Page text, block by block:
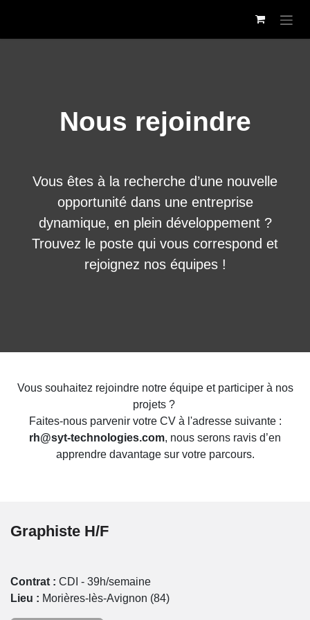
Nous rejoindre
Vous êtes à la recherche d’une nouvelle
opportunité dans une entreprise dynamique, en
plein développement ?
Trouvez le poste qui vous correspond et
rejoignez nos équipes !
Vous souhaitez rejoindre notre équipe et participer à nos
projets ?
Faites-nous parvenir votre CV à l'adresse suivante :
rh@syt-technologies.com, nous serons ravis d’en
apprendre davantage sur votre parcours.
Graphiste H/F
Contrat : CDI - 39h/semaine
Lieu :Morières-lès-Avignon (84)